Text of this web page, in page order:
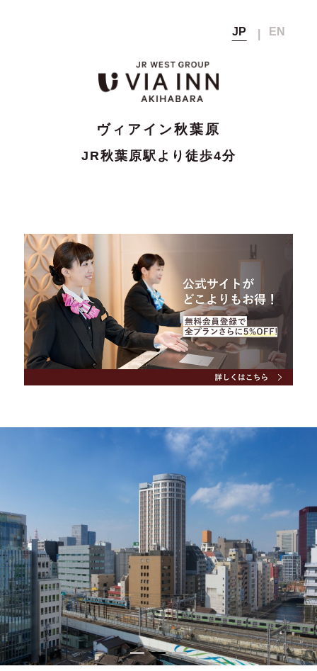
JP EN
ヴィアイン秋葉原
JR秋葉原駅より徒歩4分
1 2 3
Breakfast 朝食
Members メンバーズクラブ
Member's Page会員ページ
Special offersおすすめプラン＆キャンペーン
News
FAQよくあるご質問
ホテルパンフレット
総合パンフレット
チェーンTOP
宿泊予約
公式サイト
ベストレート保証から
通常料金
ポイント
次回宿泊料金の割引や
無料チケットなどに交換可能
獲得なし
チェック
アウト
12時まで無料延長
10時まで
（延長は別料金）
宿泊
航空券+宿泊
Search
会員マイページ
予約の確認・キャンセ
会員メニュー
会員マイページ
会員登録確認メール再送
パスワードの再設定
メールアドレスの再設定